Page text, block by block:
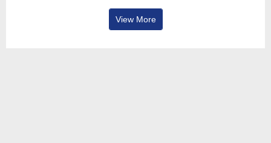
View More